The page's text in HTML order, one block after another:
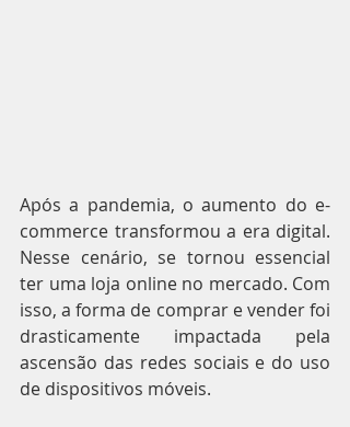
Após a pandemia, o aumento do e-
commerce transformou a era digital.
Nesse cenário, se tornou essencial
ter uma loja online no mercado. Com
isso, a forma de comprar e vender foi
drasticamente impactada pela
ascensão das redes sociais e do uso
de dispositivos móveis.